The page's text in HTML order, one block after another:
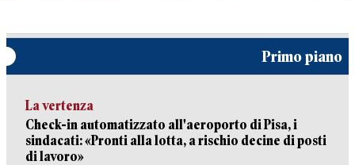
Primo piano
La vertenza
Check-in automatizzato all'aeroporto di Pisa, i
sindacati: «Pronti alla lotta, a rischio decine di posti
di lavoro»